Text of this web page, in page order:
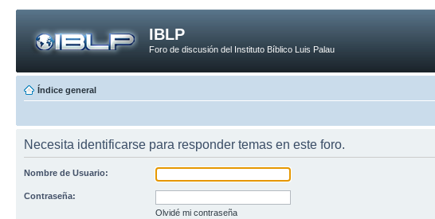
IBLP
Foro de discusión del Instituto Bíblico Luis Palau
Índice general
Necesita identificarse para responder temas en este foro.
Nombre de Usuario:
Contraseña:
Olvidé mi contraseña